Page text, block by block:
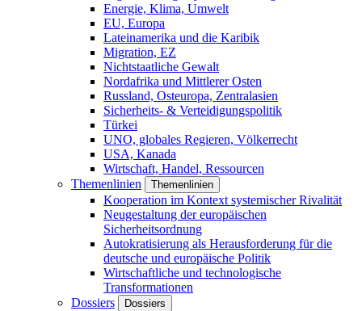
Energie, Klima, Umwelt
EU, Europa
Lateinamerika und die Karibik
Migration, EZ
Nichtstaatliche Gewalt
Nordafrika und Mittlerer Osten
Russland, Osteuropa, Zentralasien
Sicherheits- & Verteidigungspolitik
Türkei
UNO, globales Regieren, Völkerrecht
USA, Kanada
Wirtschaft, Handel, Ressourcen
Themenlinien
Themenlinien
Kooperation im Kontext systemischer Rivalität
Neugestaltung der europäischen
Sicherheitsordnung
Autokratisierung als Herausforderung für die
deutsche und europäische Politik
Wirtschaftliche und technologische
Transformationen
Dossiers
Dossiers